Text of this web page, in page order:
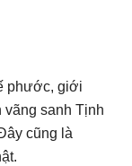
phước, giới
sanh Tịnh
cũng là